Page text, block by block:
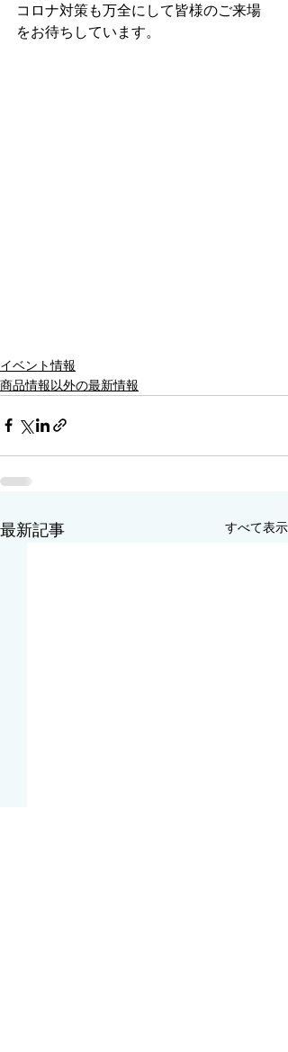
コロナ対策も万全にして皆様のご来場
をお待ちしています。
イベント情報
商品情報以外の最新情報
最新記事 すべて表示